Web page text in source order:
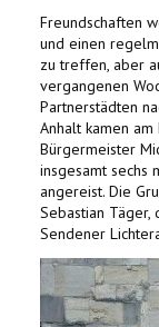
Freundschaften
und einen
zu treffen, aber
vergangenen
Partnerstädten
Anhalt kamen
Bürgermeister
insgesamt sechs
angereist. Die
Sebastian Täger,
Sendener